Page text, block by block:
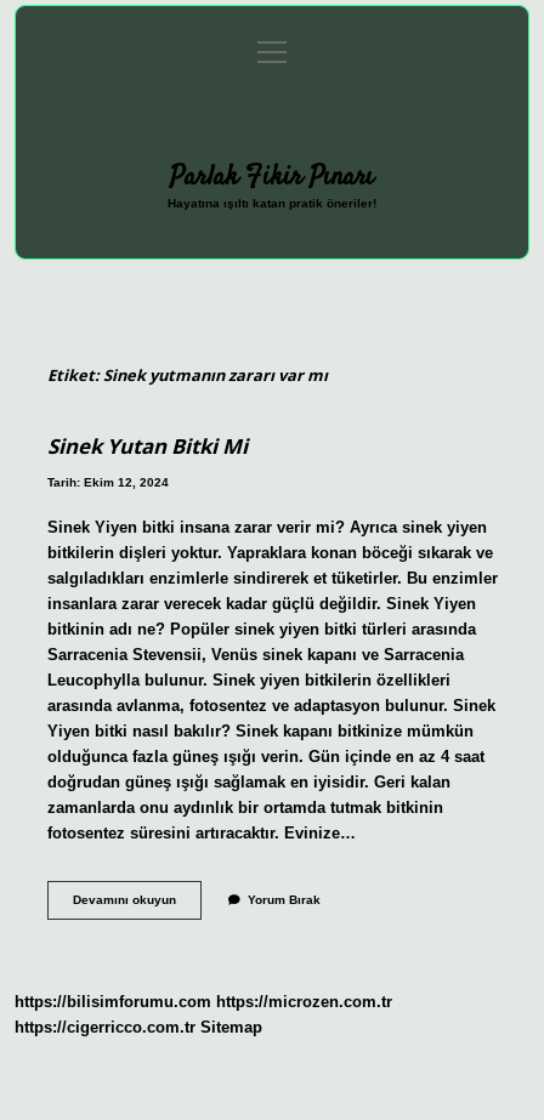
Gizlilik Politikası
menüyü
aç
Parlak Fikir Pınarı
Hayatına ışıltı katan pratik öneriler!
Etiket:Sinek yutmanın zararı var mı
Sinek Yutan Bitki Mi
Tarih: Ekim 12, 2024
Sinek Yiyen bitki insana zarar verir mi? Ayrıca sinek yiyen
bitkilerin dişleri yoktur. Yapraklara konan böceği sıkarak ve
salgıladıkları enzimlerle sindirerek et tüketirler. Bu enzimler
insanlara zarar verecek kadar güçlü değildir. Sinek Yiyen
bitkinin adı ne? Popüler sinek yiyen bitki türleri arasında
Sarracenia Stevensii, Venüs sinek kapanı ve Sarracenia
Leucophylla bulunur. Sinek yiyen bitkilerin özellikleri
arasında avlanma, fotosentez ve adaptasyon bulunur. Sinek
Yiyen bitki nasıl bakılır? Sinek kapanı bitkinize mümkün
olduğunca fazla güneş ışığı verin. Gün içinde en az 4 saat
doğrudan güneş ışığı sağlamak en iyisidir. Geri kalan
zamanlarda onu aydınlık bir ortamda tutmak bitkinin
fotosentez süresini artıracaktır. Evinize…
Devamını okuyunSinek
Yorum Bırak
https://bilisimforumu.com https://microzen.com.tr
https://cigerricco.com.tr Sitemap